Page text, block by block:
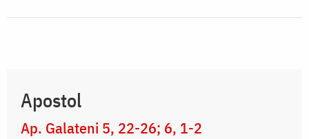
Apostol
Ap. Galateni 5, 22-26; 6, 1-2